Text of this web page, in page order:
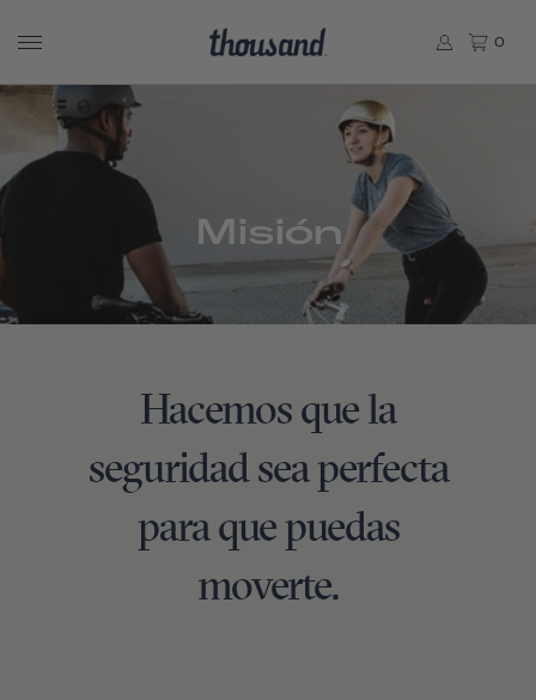
0
Misión
Hacemos que la
seguridad sea perfecta
para que puedas
moverte.